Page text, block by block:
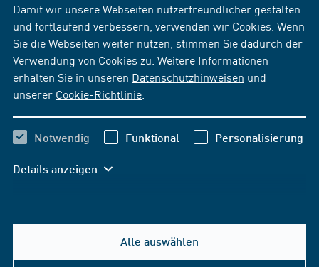
Damit wir unsere Webseiten nutzerfreundlicher gestalten
und fortlaufend verbessern, verwenden wir Cookies. Wenn
Sie die Webseiten weiter nutzen, stimmen Sie dadurch der
Verwendung von Cookies zu. Weitere Informationen
erhalten Sie in unseren Datenschutzhinweisen und
unserer Cookie-Richtlinie
Notwendig Funktional Personalisierung
Details anzeigen
Alle auswählen